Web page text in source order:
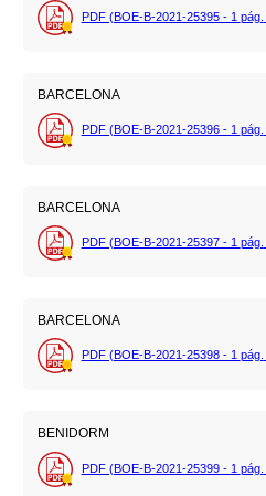
PDF (BOE-B-2021-25395 - 1 pág.
BARCELONA
PDF (BOE-B-2021-25396 - 1 pág.
BARCELONA
PDF (BOE-B-2021-25397 - 1 pág.
BARCELONA
PDF (BOE-B-2021-25398 - 1 pág.
BENIDORM
PDF (BOE-B-2021-25399 - 1 pág.